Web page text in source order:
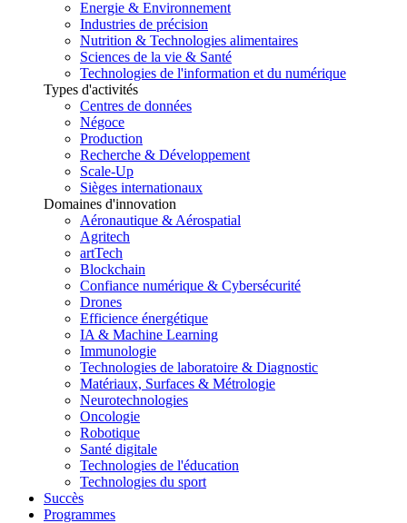
Energie & Environnement
Industries de précision
Nutrition & Technologies alimentaires
Sciences de la vie & Santé
Technologies de l'information et du numérique
Types d'activités
Centres de données
Négoce
Production
Recherche & Développement
Scale-Up
Sièges internationaux
Domaines d'innovation
Aéronautique & Aérospatial
Agritech
artTech
Blockchain
Confiance numérique & Cybersécurité
Drones
Efficience énergétique
IA & Machine Learning
Immunologie
Technologies de laboratoire & Diagnostic
Matériaux, Surfaces & Métrologie
Neurotechnologies
Oncologie
Robotique
Santé digitale
Technologies de l'éducation
Technologies du sport
Succès
Programmes